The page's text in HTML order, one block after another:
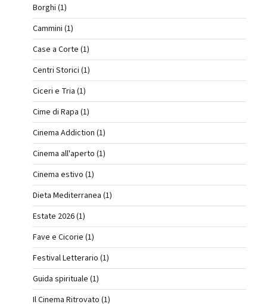
Borghi (1)
Cammini (1)
Case a Corte (1)
Centri Storici (1)
Ciceri e Tria (1)
Cime di Rapa (1)
Cinema Addiction (1)
Cinema all'aperto (1)
Cinema estivo (1)
Dieta Mediterranea (1)
Estate 2026 (1)
Fave e Cicorie (1)
Festival Letterario (1)
Guida spirituale (1)
Il Cinema Ritrovato (1)